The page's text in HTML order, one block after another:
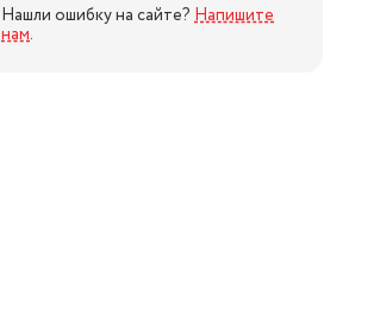
Нашли ошибку на сайте? Напишите
нам.